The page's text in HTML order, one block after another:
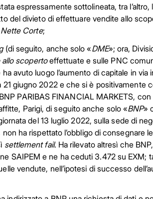
espressamente sottolineata, tra
del divieto di effettuare vendite allo
Corte;
(di seguito, anche solo «DME»; ora,
allo scopertoeffettuate e sulle PNC
avuto luogo l’aumento di capitale in
giugno 2022 e che si è positivamente
PARIBAS FINANCIAL MARKETS,
Parigi, di seguito anche solo «BNP»
del 13 luglio 2022, sulla sede di
ha rispettato l’obbligo di consegnare
settlement fail. Ha rilevato altresì che
SAIPEM e ne ha ceduti 3.472 su EXM;
vendute, nell’ipotesi di successo